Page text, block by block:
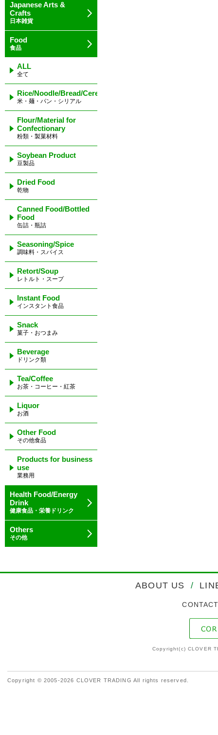
Japanese Arts &
Crafts
日本雑貨
Food
食品
ALL
全て
Rice/Noodle/Bread/Cereal
米・麺・パン・シリアル
Flour/Material for
Confectionary
粉類・製菓材料
Soybean Product
豆製品
Dried Food
乾物
Canned Food/Bottled
Food
缶詰・瓶詰
Seasoning/Spice
調味料・スパイス
Retort/Soup
レトルト・スープ
Instant Food
インスタント食品
Snack
菓子・おつまみ
Beverage
ドリンク類
Tea/Coffee
お茶・コーヒー・紅茶
Liquor
お酒
Other Food
その他食品
Products for business
use
業務用
Health Food/Energy
Drink
健康食品・栄養ドリンク
Others
その他
ABOUT US /
Copyright(c) CLOVER
Copyright © 2005-2026 CLOVER TRADING All rights reserved.